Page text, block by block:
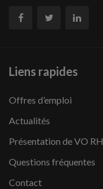
Liens rapides
Offres d’emploi
Actualités
Présentation de VO RH
Questions fréquentes
Contact